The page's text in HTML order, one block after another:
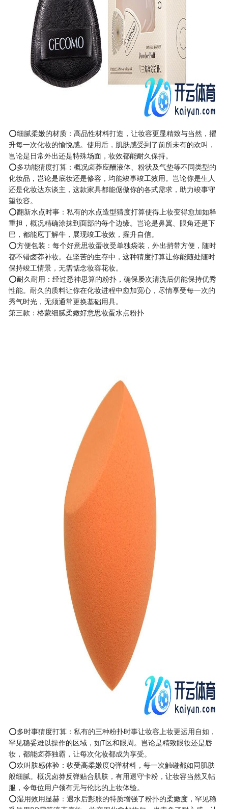
⭕细腻柔嫩的材质：高品性材料打造，让妆容更显精致与当然，擢
升每一次化妆的愉悦感。使用后，肌肤感受到了前所未有的欢叫，
岂论是日常外出还是特殊场面，妆效都能耐久保持。
⭕多功能猜度打算：概况卤莽应酬液体、粉状及气垫等不同类型的
化妆品，岂论是底妆还是修容，均能竣事竣工效用。岂论你是生人
还是化妆达东谈主，这款家具都能倨傲你的各式需求，助力竣事守
望妆容。
⭕翻新水点时事：私有的水点造型猜度打算使得上妆变得愈加如释
重担，概况精确涂抹到面部的每个边缘。岂论是鼻翼、眼角还是下
巴，都能庖丁解牛，展现竣工妆效，擢升自信。
⭕方便包装：每个好意思妆蛋收受单独袋装，外出捎带方便，随时
都不错卤莽补妆。在坚苦的生存中，这种猜度打算让你能随处随时
保持竣工情景，无需惦念妆容花妆。
⭕耐久耐用：经过悉神思算的粉扑，确保屡次清洗后仍能保持优秀
性能。耐久的质料让你在化妆进程中愈加宽心，尽情享受每一次的
秀气时光，无须通常更换基础用具。
第三款：格蒙细腻柔嫩好意思妆蛋水点粉扑
⭕多时事猜度打算：私有的三种粉扑时事让妆容上妆更运用自如，
罕见稳妥难以操作的区域，如T区和眼周。岂论是精致眼妆还是唇
妆，都能卤莽独霸，让每次化妆都成为享受。
⭕欢叫肤感体验：收受高柔嫩度Q弹材料，每一次触碰都如同肌肤
般细腻。概况卤莽反弹贴合肌肤，有用退守卡粉，让妆容当然又帖
服，令每位用户领有无与伦比的上妆体验。
⭕湿用效用显赫：遇水后彭胀的特质增强了粉扑的柔嫩度，罕见稳